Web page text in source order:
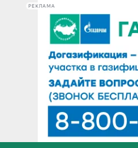
РЕКЛАМА